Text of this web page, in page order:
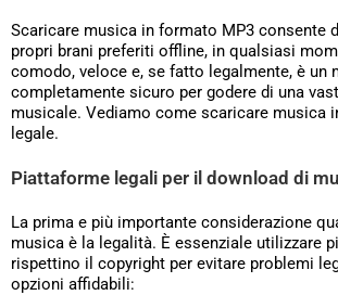
Scaricare musica in formato MP3 consente
propri brani preferiti offline, in qualsiasi
comodo, veloce e, se fatto legalmente, è un
completamente sicuro per godere di una
musicale. Vediamo come scaricare musica
legale.
Piattaforme legali per il download di
La prima e più importante considerazione
musica è la legalità. È essenziale utilizzare
rispettino il copyright per evitare problemi
opzioni affidabili: